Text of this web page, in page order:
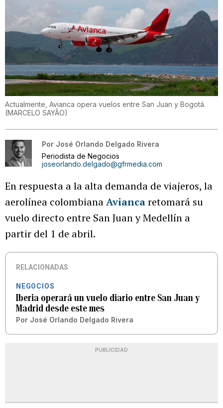
Actualmente, Avianca opera vuelos entre San Juan y Bogotá.
(MARCELO SAYÃO)
Por José Orlando Delgado Rivera
Periodista de Negocios
joseorlando.delgado@gfrmedia.com
En respuesta a la alta demanda de viajeros, la
aerolínea colombianaAviancaretomará su
vuelo directo entre San Juan y Medellín a
partir del 1 de abril.
RELACIONADAS
NEGOCIOS
Iberia operará un vuelo diario entre San Juan y
Madrid desde este mes
Por José Orlando Delgado Rivera
PUBLICIDAD